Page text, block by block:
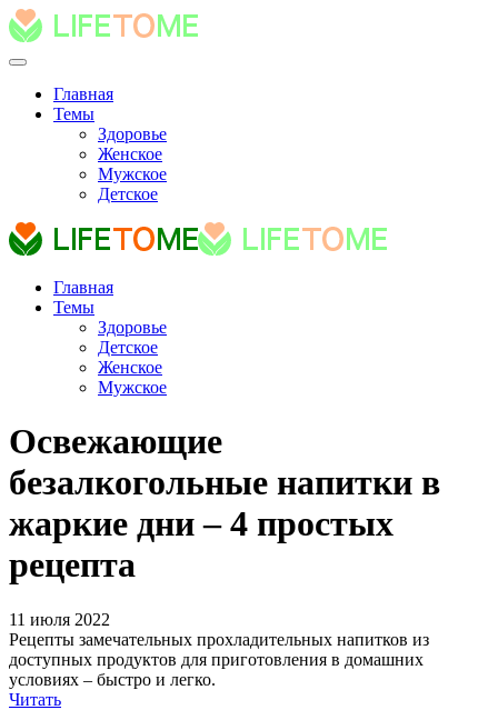
Главная
Темы
Здоровье
Женское
Мужское
Детское
Главная
Темы
Здоровье
Детское
Женское
Мужское
Освежающие
безалкогольные напитки в
жаркие дни – 4 простых
рецепта
11 июля 2022
Рецепты замечательных прохладительных напитков из
доступных продуктов для приготовления в домашних
условиях – быстро и легко.
Читать